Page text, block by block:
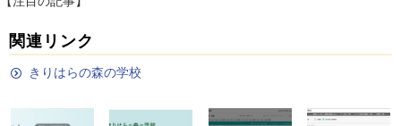
関連リンク
きりはらの森の学校